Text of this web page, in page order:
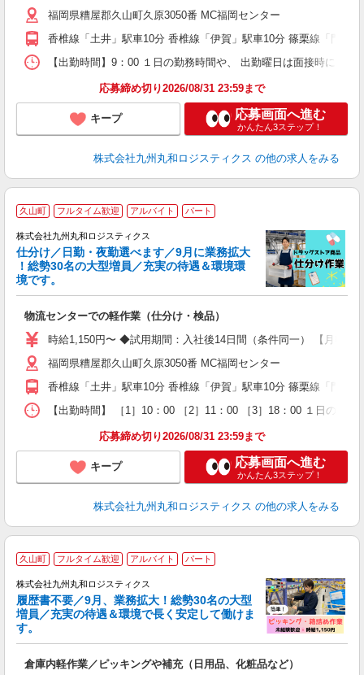
福岡県糟屋郡久山町久原3050番 MC福岡センター
香椎線「土井」駅車10分 香椎線「伊賀」駅車10分 篠栗線「門松
【出勤時間】9：00 １日の勤務時間や、 出勤曜日は面接時に
応募締め切り2026/08/31 23:59まで
キープ 応募画面へ進む
かんたん3ステップ！
株式会社九州丸和ロジスティクス の他の求人をみる
久山町 フルタイム歓迎 アルバイト パート
株式会社九州丸和ロジスティクス
仕分け／日勤・夜勤選べます／9月に業務拡大
！総勢30名の大型増員／充実の待遇＆環境環
境です。
物流センターでの軽作業（仕分け・検品）
時給1,150円〜 ◆試用期間：入社後14日間（条件同一） 【月収例
福岡県糟屋郡久山町久原3050番 MC福岡センター
香椎線「土井」駅車10分 香椎線「伊賀」駅車10分 篠栗線「門松
【出勤時間】 ［1］10：00 ［2］11：00 ［3］18：00 １日の
応募締め切り2026/08/31 23:59まで
キープ 応募画面へ進む
かんたん3ステップ！
株式会社九州丸和ロジスティクス の他の求人をみる
久山町 フルタイム歓迎 アルバイト パート
株式会社九州丸和ロジスティクス
履歴書不要／9月、業務拡大！総勢30名の大型
増員／充実の待遇＆環境で長く安定して働けま
す。
倉庫内軽作業／ピッキングや補充（日用品、化粧品など）